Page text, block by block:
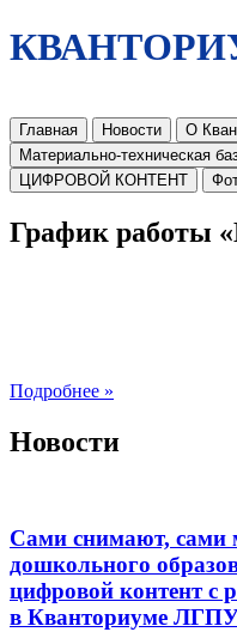
Главная Новости О
Материально-техническая
ЦИФРОВОЙ КОНТЕНТ
График работы
Подробнее »
Новости
Сами снимают, сами
дошкольного
цифровой контент с
в Кванториуме